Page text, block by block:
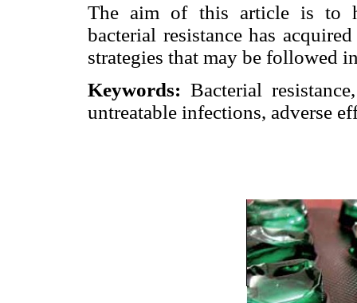
The aim of this article is to
bacterial resistance has
strategies that may be followed
Keywords: Bacterial
untreatable infections, adverse